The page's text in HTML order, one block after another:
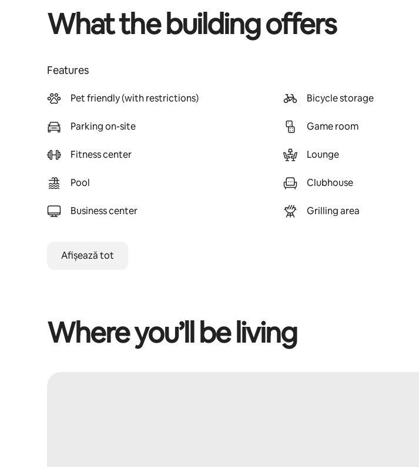
What the building offers
Features
Pet friendly (with restrictions)
Parking on-site
Fitness center
Pool
Business center
Bicycle storage
Game room
Lounge
Clubhouse
Grilling area
Afișează tot
Where you’ll be living